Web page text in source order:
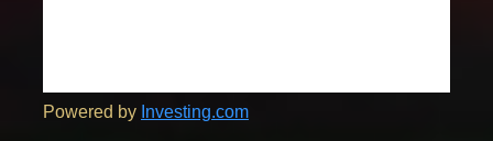
Powered by Investing.com